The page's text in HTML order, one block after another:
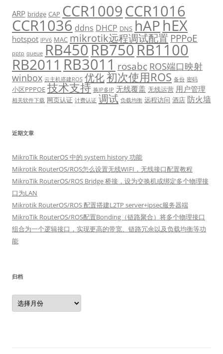
ARP bridge CAP CCR1009CCR1016
CCR1036 ddns DHCP DNS hAPhEX
hotspot IPV6 MAC mikrotik远程调试配置 PPPoE
pptp queue RB450RB750RB1100
RB2011 RB3011rosabc ROS端口映射
winbox 云主机搭建ROS 优化初次使用ROS 备份 密码
小区PPPOE 技术支持 换IP多IP 无线覆盖 无线运营 用户管理
相关软件下载 网页认证 计费认证 调试 负载均衡 远程访问 酒店 防火墙
近期文章
MikroTik RouterOS 中的 system history 功能
Mikrotik RouterOS/ROS怎么设置无线WIFI，无线接口配置教程
MikroTik RouterOS/ROS Bridge 桥接，设为交换机或绑定多个物理接
口为LAN
Mikrotik RouterOS/ROS 配置搭建L2TP server+ipsec服务器端
MikroTik RouterOS/ROS配置Bonding（链路聚合）将多个物理接口
组合为一个逻辑接口，实现更高的带宽、链路冗余以及负载均衡等功
能
归档
归
档